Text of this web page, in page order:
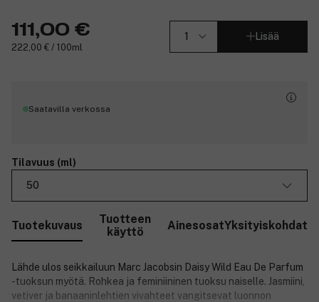
111,00 €
222,00 € / 100ml
Lisää
Saatavilla verkossa
Tilavuus (ml)
50
Tuotekuvaus
Tuotteen
käyttö
AinesosatYksityiskohdat
Lähde ulos seikkailuun Marc Jacobsin Daisy Wild Eau De Parfum
-tuoksun myötä. Rohkea ja feminiininen tuoksu naiselle. Jasmiini,
vetiver ja banaaninlehtien vivahteet vangitsevat luonnon